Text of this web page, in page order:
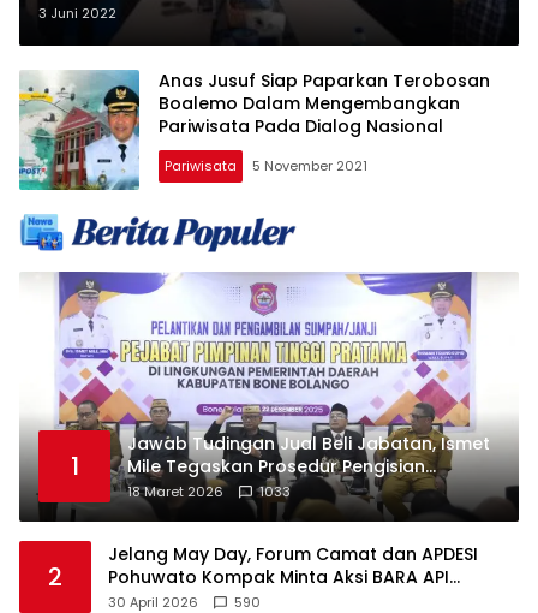
BNN
3 Juni 2022
Anas Jusuf Siap Paparkan Terobosan
Boalemo Dalam Mengembangkan
Pariwisata Pada Dialog Nasional
Pariwisata 5 November 2021
1
Jawab Tudingan Jual Beli Jabatan, Ismet
Mile Tegaskan Prosedur Pengisian
Jabatan
18 Maret 2026 1033
2
Jelang May Day, Forum Camat dan APDESI
Pohuwato Kompak Minta Aksi BARA API
Ditunda
30 April 2026 590